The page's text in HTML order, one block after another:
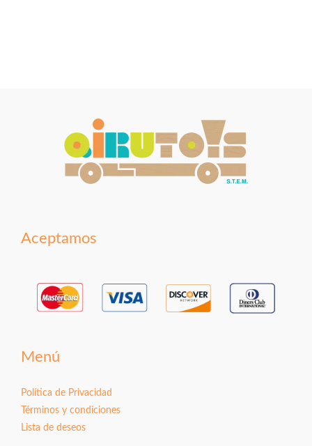
Aceptamos
Menú
Política de Privacidad
Términos y condiciones
Lista de deseos